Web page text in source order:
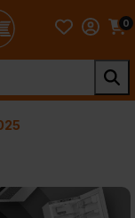
0